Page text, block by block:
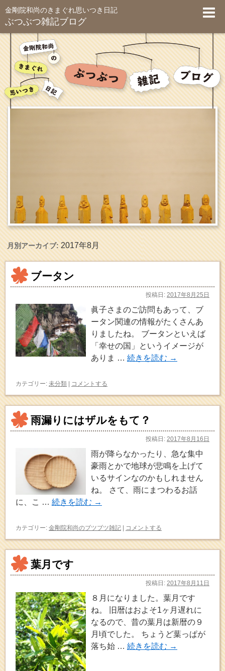
金剛院和尚のきまぐれ思いつき日記
ぶつぶつ雑記ブログ
月別アーカイブ:2017年8月
ブータン
投稿日: 2017年8月25日
眞子さまのご訪問もあって、ブ
ータン関連の情報がたくさんあ
りましたね。 ブータンといえば
「幸せの国」というイメージが
ありま … 続きを読む →
カテゴリー: 未分類 | コメントする
雨漏りにはザルをもて？
投稿日: 2017年8月16日
雨が降らなかったり、急な集中
豪雨とかで地球が悲鳴を上げて
いるサインなのかもしれません
ね。 さて、雨にまつわるお話
に、こ … 続きを読む →
カテゴリー: 金剛院和尚のブツブツ雑記 | コメントする
葉月です
投稿日: 2017年8月11日
８月になりました。葉月です
ね。 旧暦はおよそ1ヶ月遅れに
なるので、昔の葉月は新暦の９
月頃でした。 ちょうど葉っぱが
落ち始 … 続きを読む →